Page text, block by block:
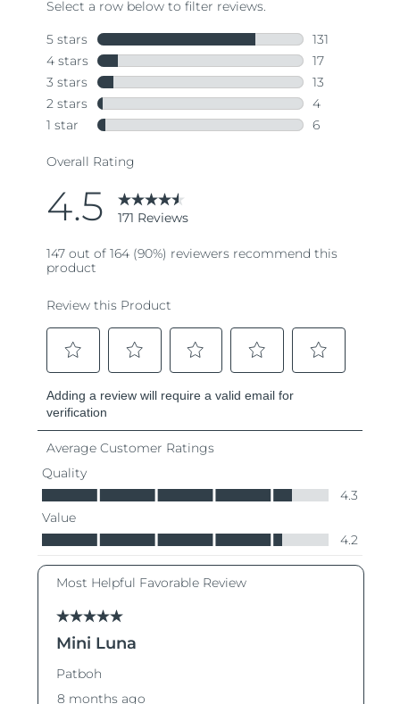
171
Same
page
link.